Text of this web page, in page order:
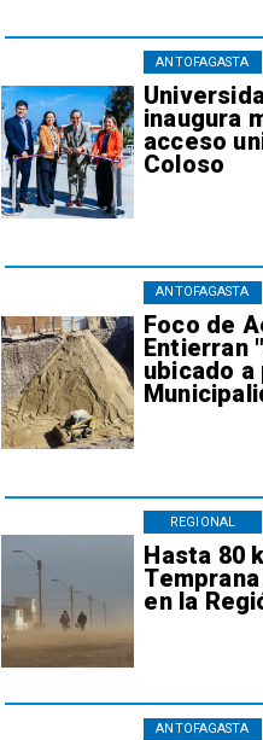
inaugura
acceso
Coloso
ANTOFAGASTA
Foco de
Entierran
ubicado a
ANTOFAGASTA
Hasta 80
en la
REGIONAL
ANTOFAGASTA